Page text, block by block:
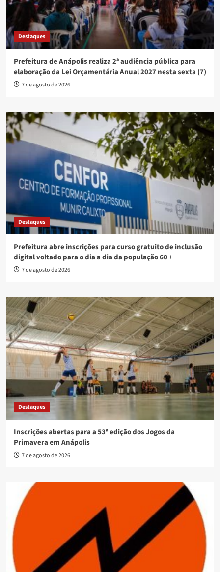
Destaques
Prefeitura de Anápolis realiza 2ª audiência pública para
elaboração da Lei Orçamentária Anual 2027 nesta sexta (7)
7 de agosto de 2026
Destaques
Prefeitura abre inscrições para curso gratuito de inclusão
digital voltado para o dia a dia da população 60 +
7 de agosto de 2026
Destaques
Inscrições abertas para a 53ª edição dos Jogos da
Primavera em Anápolis
7 de agosto de 2026